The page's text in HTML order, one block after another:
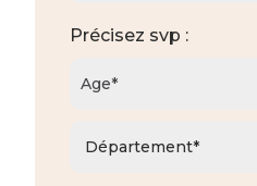
Précisez svp :